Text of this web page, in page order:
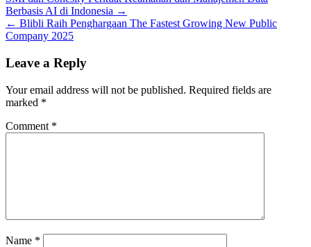
navigation
Berbasis AI di Indonesia →
← Blibli Raih Penghargaan The Fastest Growing New Public
Company 2025
Leave a Reply
Your email address will not be published. Required fields are
marked *
Comment *
Name *